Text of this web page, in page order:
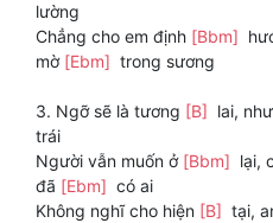
lường
Chẳng cho em định [Bbm]
mờ [Ebm] trong sương
3. Ngỡ sẽ là tương [B] lai,
trái
Người vẫn muốn ở [Bbm] lại,
đã [Ebm] có ai
Không nghĩ cho hiện [B] tại,